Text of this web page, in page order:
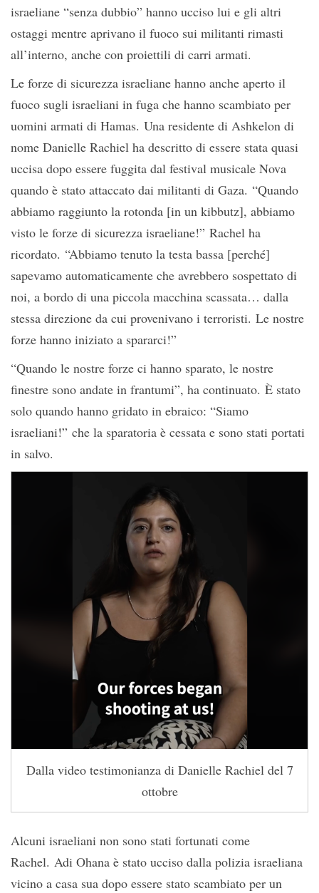
israeliane “senza dubbio” hanno ucciso lui e gli altri
ostaggi mentre aprivano il fuoco sui militanti rimasti
all’interno, anche con proiettili di carri armati.
Le forze di sicurezza israeliane hanno anche aperto il
fuoco sugli israeliani in fuga che hanno scambiato per
uomini armati di Hamas. Una residente di Ashkelon di
nome Danielle Rachiel ha descritto di essere stata quasi
uccisa dopo essere fuggita dal festival musicale Nova
quando è stato attaccato dai militanti di Gaza. “Quando
abbiamo raggiunto la rotonda [in un kibbutz], abbiamo
visto le forze di sicurezza israeliane!” Rachel ha
ricordato. “Abbiamo tenuto la testa bassa [perché]
sapevamo automaticamente che avrebbero sospettato di
noi, a bordo di una piccola macchina scassata… dalla
stessa direzione da cui provenivano i terroristi. Le nostre
forze hanno iniziato a spararci!”
“Quando le nostre forze ci hanno sparato, le nostre
finestre sono andate in frantumi”, ha continuato. È stato
solo quando hanno gridato in ebraico: “Siamo
israeliani!” che la sparatoria è cessata e sono stati portati
in salvo.
Dalla video testimonianza di Danielle Rachiel del 7
ottobre
Alcuni israeliani non sono stati fortunati come
Rachel. Adi Ohana è stato ucciso dalla polizia israeliana
vicino a casa sua dopo essere stato scambiato per un